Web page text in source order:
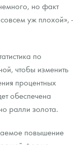
но факт
уж плохой», -
по
чтобы изменить
процентных
обеспечена
ралли золота.
повышение